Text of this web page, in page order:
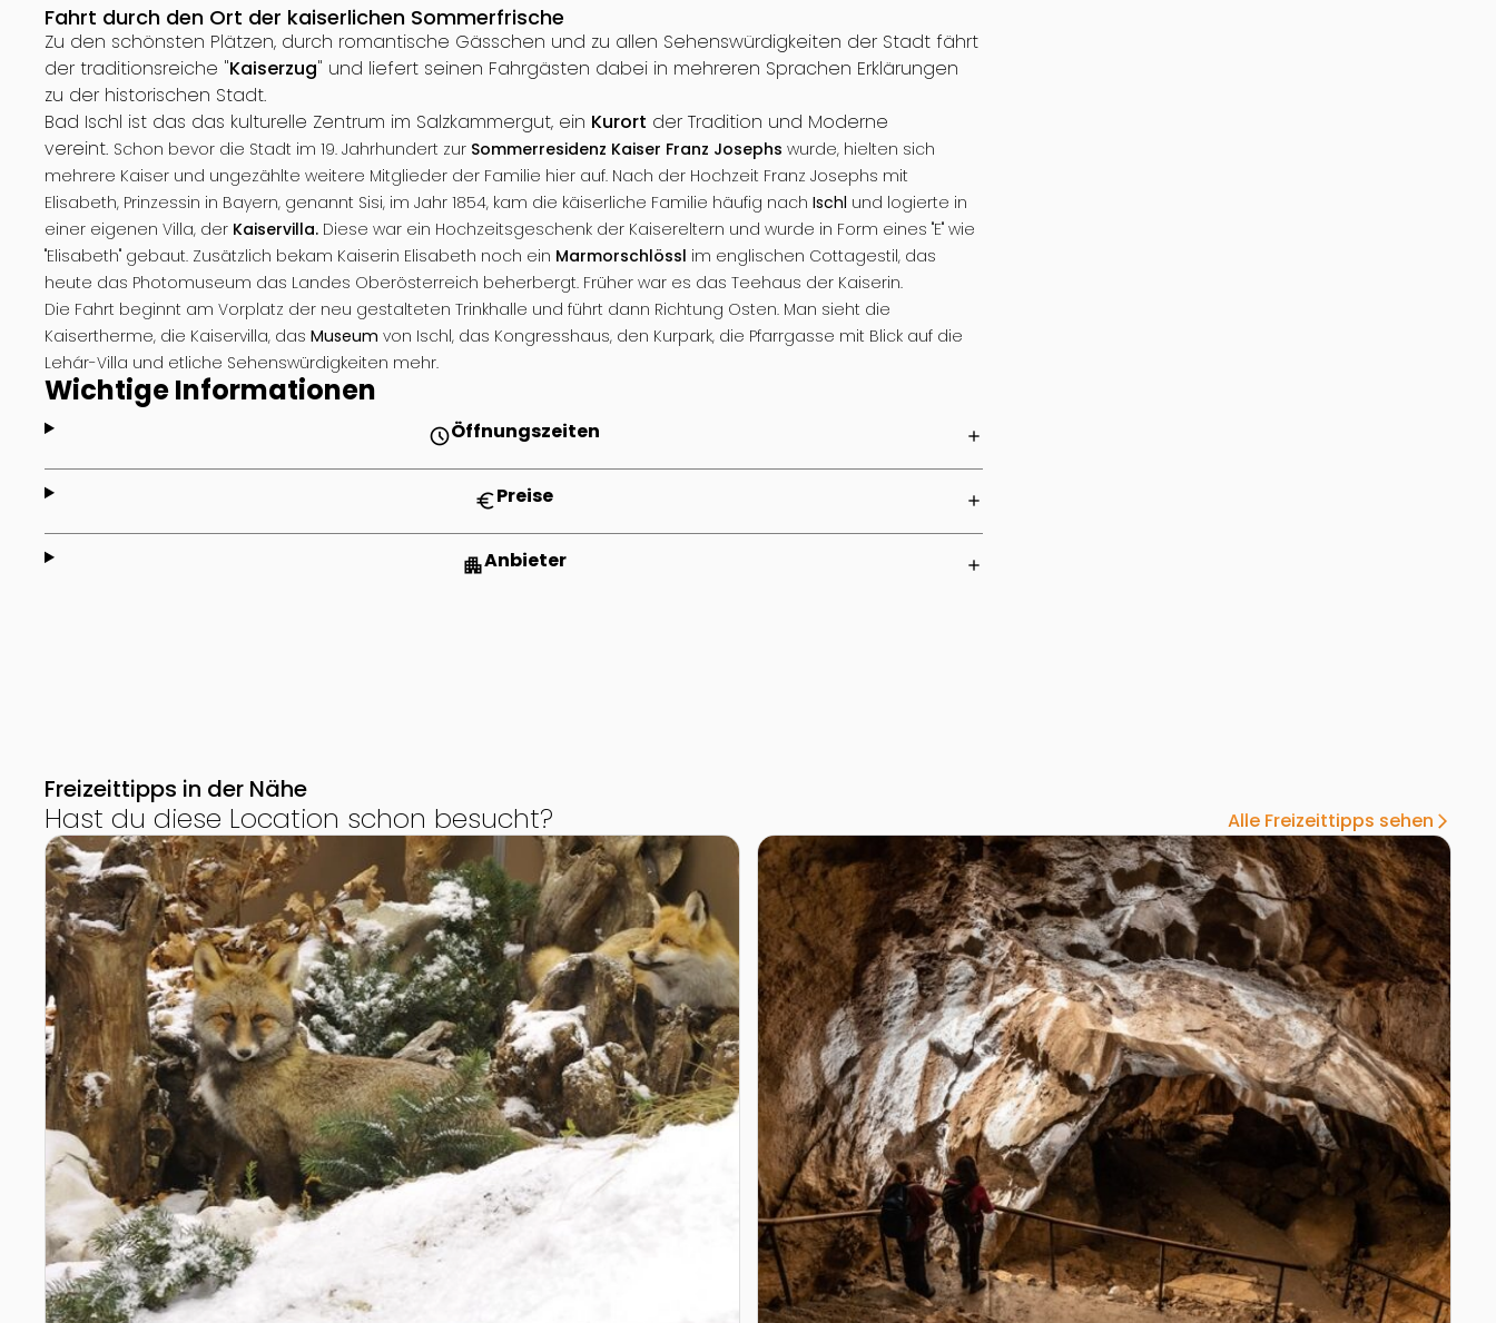
Fahrt durch den Ort der kaiserlichen Sommerfrische
Zu den schönsten Plätzen, durch romantische Gässchen und zu allen Sehenswürdigkeiten der Stadt fährt
der traditionsreiche "Kaiserzug" und liefert seinen Fahrgästen dabei in mehreren Sprachen Erklärungen
zu der historischen Stadt.
Bad Ischl ist das das kulturelle Zentrum im Salzkammergut, ein Kurort der Tradition und Moderne
vereint. Schon bevor die Stadt im 19. Jahrhundert zur Sommerresidenz Kaiser Franz Josephs wurde, hielten sich
mehrere Kaiser und ungezählte weitere Mitglieder der Familie hier auf. Nach der Hochzeit Franz Josephs mit
Elisabeth, Prinzessin in Bayern, genannt Sisi, im Jahr 1854, kam die käiserliche Familie häufig nach Ischl und logierte in
einer eigenen Villa, der Kaiservilla. Diese war ein Hochzeitsgeschenk der Kaisereltern und wurde in Form eines "E" wie
"Elisabeth" gebaut. Zusätzlich bekam Kaiserin Elisabeth noch ein Marmorschlössl im englischen Cottagestil, das
heute das Photomuseum das Landes Oberösterreich beherbergt. Früher war es das Teehaus der Kaiserin.
Die Fahrt beginnt am Vorplatz der neu gestalteten Trinkhalle und führt dann Richtung Osten. Man sieht die
Kaisertherme, die Kaiservilla, das Museum von Ischl, das Kongresshaus, den Kurpark, die Pfarrgasse mit Blick auf die
Lehár-Villa und etliche Sehenswürdigkeiten mehr.
Wichtige Informationen
scheduleÖffnungszeiten add
euroPreise add
apartmentAnbieter add
Freizeittipps in der Nähe
Hast du diese Location schon besucht? Alle Freizeittipps sehen arrow_forward_ios
Zur Detailseite von Naturmuseum Salzkammergut Zur Detailseite von Dachstein Mammuthöhle